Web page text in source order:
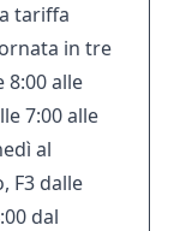
tariffa
in tre
8:00 alle
7:00 alle
al
F3 dalle
dal